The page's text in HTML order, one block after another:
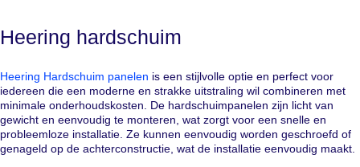
Heering hardschuim
Heering Hardschuim panelen is een stijlvolle optie en perfect voor
iedereen die een moderne en strakke uitstraling wil combineren met
minimale onderhoudskosten. De hardschuimpanelen zijn licht van
gewicht en eenvoudig te monteren, wat zorgt voor een snelle en
probleemloze installatie. Ze kunnen eenvoudig worden geschroefd of
genageld op de achterconstructie, wat de installatie eenvoudig maakt.